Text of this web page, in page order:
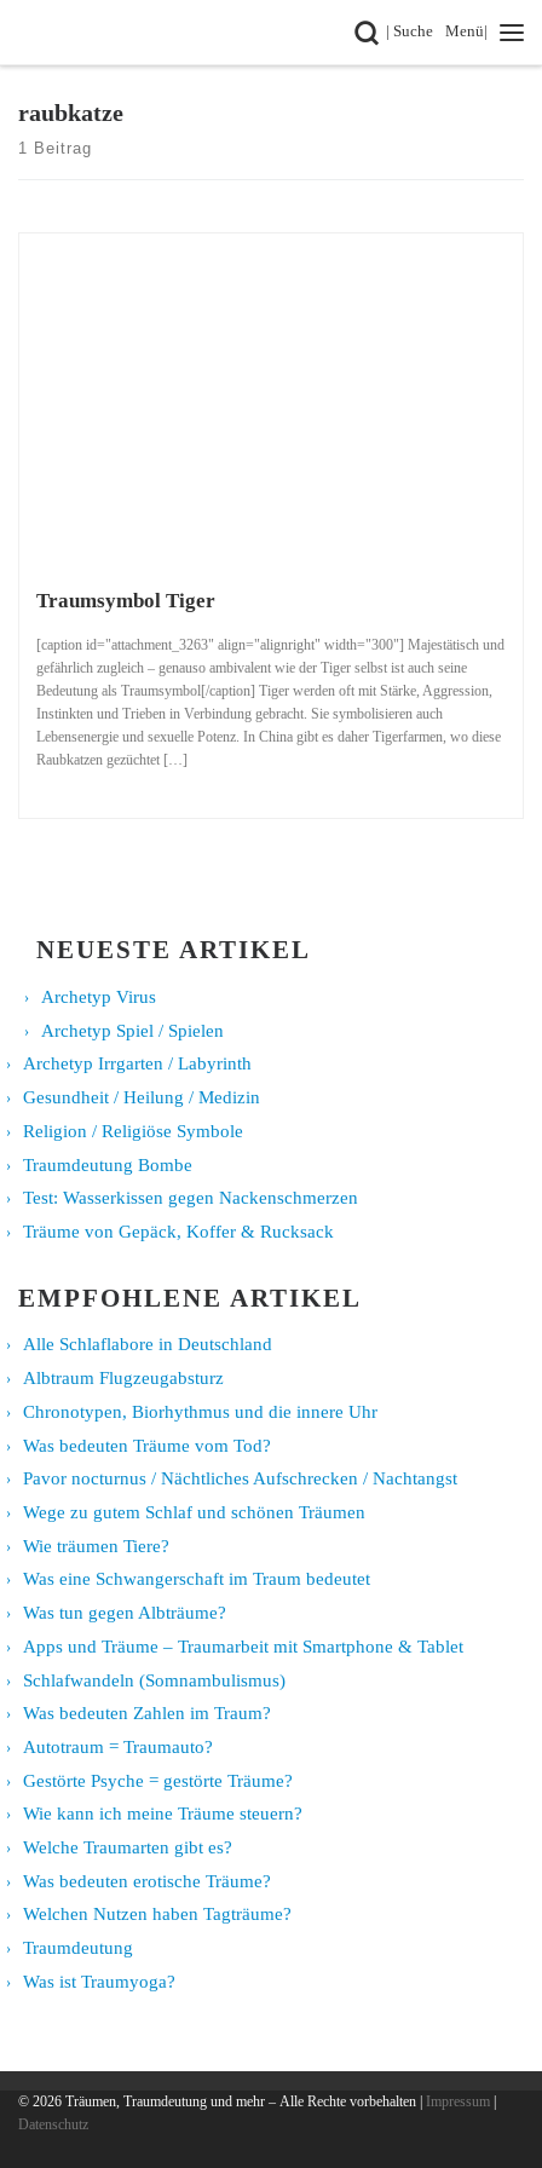
| SucheSearch
Menü|
raubkatze
1 Beitrag
Traumsymbol Tiger
[caption id="attachment_3263" align="alignright" width="300"] Majestätisch und
gefährlich zugleich – genauso ambivalent wie der Tiger selbst ist auch seine
Bedeutung als Traumsymbol[/caption] Tiger werden oft mit Stärke, Aggression,
Instinkten und Trieben in Verbindung gebracht. Sie symbolisieren auch
Lebensenergie und sexuelle Potenz. In China gibt es daher Tigerfarmen, wo diese
Raubkatzen gezüchtet […]
NEUESTE ARTIKEL
Archetyp Virus
Archetyp Spiel / Spielen
Archetyp Irrgarten / Labyrinth
Gesundheit / Heilung / Medizin
Religion / Religiöse Symbole
Traumdeutung Bombe
Test: Wasserkissen gegen Nackenschmerzen
Träume von Gepäck, Koffer & Rucksack
EMPFOHLENE ARTIKEL
Alle Schlaflabore in Deutschland
Albtraum Flugzeugabsturz
Chronotypen, Biorhythmus und die innere Uhr
Was bedeuten Träume vom Tod?
Pavor nocturnus / Nächtliches Aufschrecken / Nachtangst
Wege zu gutem Schlaf und schönen Träumen
Wie träumen Tiere?
Was eine Schwangerschaft im Traum bedeutet
Was tun gegen Albträume?
Apps und Träume – Traumarbeit mit Smartphone & Tablet
Schlafwandeln (Somnambulismus)
Was bedeuten Zahlen im Traum?
Autotraum = Traumauto?
Gestörte Psyche = gestörte Träume?
Wie kann ich meine Träume steuern?
Welche Traumarten gibt es?
Was bedeuten erotische Träume?
Welchen Nutzen haben Tagträume?
Traumdeutung
Was ist Traumyoga?
© 2026 Träumen, Traumdeutung und mehr – Alle Rechte vorbehalten | Impressum
Datenschutz